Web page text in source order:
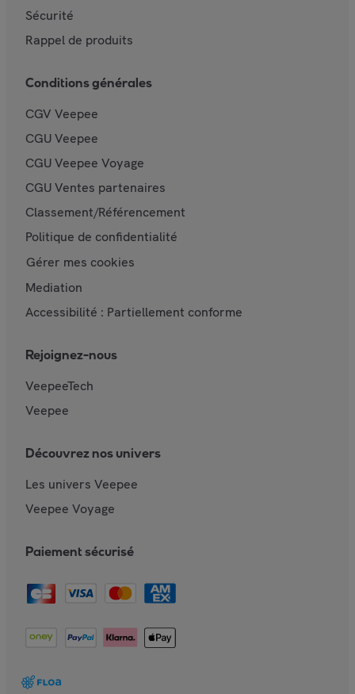
Sécurité
Rappel de produits
Conditions générales
CGV Veepee
CGU Veepee
CGU Veepee Voyage
CGU Ventes partenaires
Classement/Référencement
Politique de confidentialité
Gérer mes cookies
Mediation
Accessibilité : Partiellement conforme
Rejoignez-nous
VeepeeTech
Veepee
Découvrez nos univers
Les univers Veepee
Veepee Voyage
Paiement sécurisé